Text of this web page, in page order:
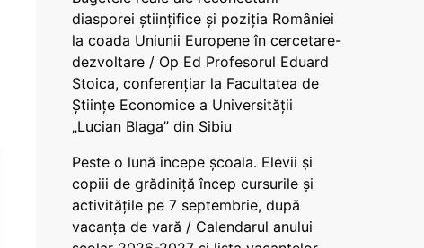
diasporei științifice și poziția României
la coada Uniunii Europene în cercetare-
dezvoltare / Op Ed Profesorul Eduard
Stoica, conferențiar la Facultatea de
Științe Economice a Universității
„Lucian Blaga” din Sibiu
Peste o lună începe școala. Elevii și
copiii de grădiniță încep cursurile și
activitățile pe 7 septembrie, după
vacanța de vară / Calendarul anului